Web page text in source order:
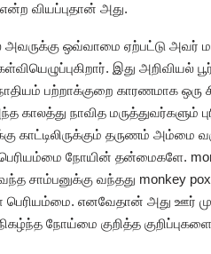
வியப்புதான் அது.
ஒவ்வாமை ஏற்பட்டு அவர்
இது அறிவியல்
பற்றாக்குறை காரணமாக ஒரு
நாவித மருத்துவர்களும்
காட்டிலிருக்கும் தருணம் அம்மை
நோயின் தன்மைகளே.
சாம்பனுக்கு வந்தது monkey
எனவேதான் அது ஊர்
நோய்மை குறித்த